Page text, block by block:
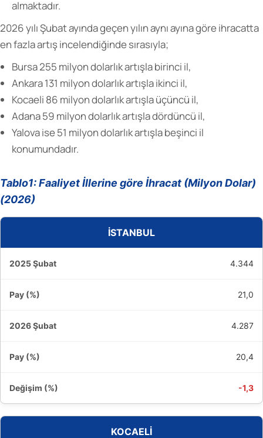
almaktadır.
2026 yılı Şubat ayında geçen yılın aynı ayına göre ihracatta
en fazla artış incelendiğinde sırasıyla;
Bursa 255 milyon dolarlık artışla birinci il,
Ankara 131 milyon dolarlık artışla ikinci il,
Kocaeli 86 milyon dolarlık artışla üçüncü il,
Adana 59 milyon dolarlık artışla dördüncü il,
Yalova ise 51 milyon dolarlık artışla beşinci il
konumundadır.
Tablo1: Faaliyet İllerine göre İhracat (Milyon Dolar)
(2026)
İSTANBUL
4.344
21,0
4.287
20,4
-1,3
KOCAELİ